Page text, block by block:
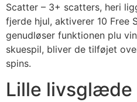
Scatter – 3+ scatters, heri
fjerde hjul, aktiverer 10 Free
genudløser funktionen plu
skuespil, bliver de tilføjet
spins.
Lille livsglæde